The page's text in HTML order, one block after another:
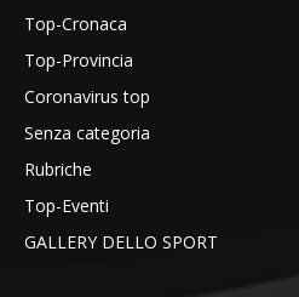
Top-Cronaca
Top-Provincia
Coronavirus top
Senza categoria
Rubriche
Top-Eventi
GALLERY DELLO SPORT